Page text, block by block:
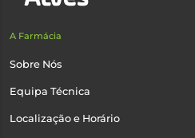
A Farmácia
Sobre Nós
Equipa Técnica
Localização e Horário